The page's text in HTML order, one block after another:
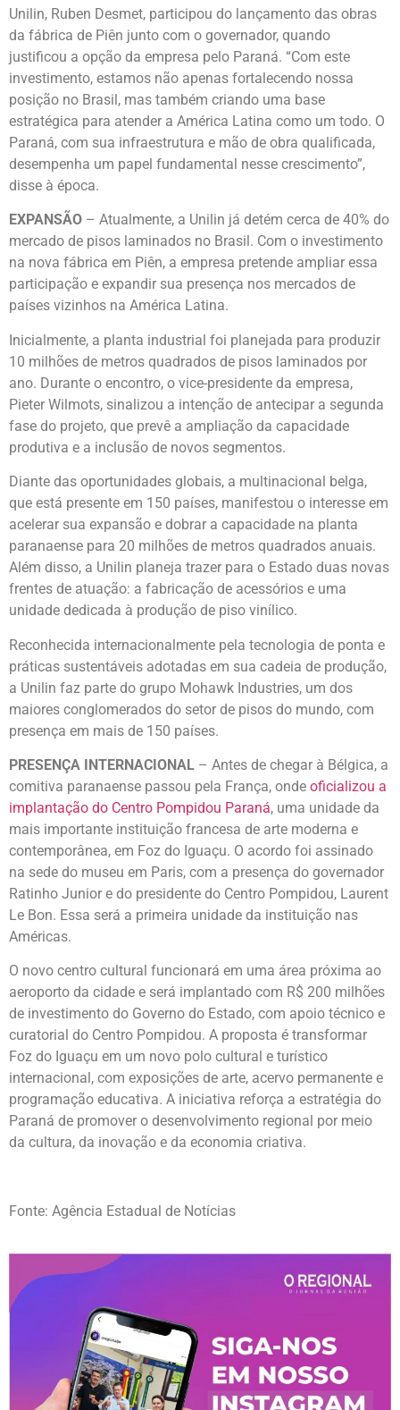
Unilin, Ruben Desmet, participou do lançamento das obras
da fábrica de Piên junto com o governador, quando
justificou a opção da empresa pelo Paraná. “Com este
investimento, estamos não apenas fortalecendo nossa
posição no Brasil, mas também criando uma base
estratégica para atender a América Latina como um todo. O
Paraná, com sua infraestrutura e mão de obra qualificada,
desempenha um papel fundamental nesse crescimento”,
disse à época.
EXPANSÃO – Atualmente, a Unilin já detém cerca de 40% do
mercado de pisos laminados no Brasil. Com o investimento
na nova fábrica em Piên, a empresa pretende ampliar essa
participação e expandir sua presença nos mercados de
países vizinhos na América Latina.
Inicialmente, a planta industrial foi planejada para produzir
10 milhões de metros quadrados de pisos laminados por
ano. Durante o encontro, o vice-presidente da empresa,
Pieter Wilmots, sinalizou a intenção de antecipar a segunda
fase do projeto, que prevê a ampliação da capacidade
produtiva e a inclusão de novos segmentos.
Diante das oportunidades globais, a multinacional belga,
que está presente em 150 países, manifestou o interesse em
acelerar sua expansão e dobrar a capacidade na planta
paranaense para 20 milhões de metros quadrados anuais.
Além disso, a Unilin planeja trazer para o Estado duas novas
frentes de atuação: a fabricação de acessórios e uma
unidade dedicada à produção de piso vinílico.
Reconhecida internacionalmente pela tecnologia de ponta e
práticas sustentáveis adotadas em sua cadeia de produção,
a Unilin faz parte do grupo Mohawk Industries, um dos
maiores conglomerados do setor de pisos do mundo, com
presença em mais de 150 países.
PRESENÇA INTERNACIONAL – Antes de chegar à Bélgica, a
comitiva paranaense passou pela França, onde oficializou a
implantação do Centro Pompidou Paraná, uma unidade da
mais importante instituição francesa de arte moderna e
contemporânea, em Foz do Iguaçu. O acordo foi assinado
na sede do museu em Paris, com a presença do governador
Ratinho Junior e do presidente do Centro Pompidou, Laurent
Le Bon. Essa será a primeira unidade da instituição nas
Américas.
O novo centro cultural funcionará em uma área próxima ao
aeroporto da cidade e será implantado com R$ 200 milhões
de investimento do Governo do Estado, com apoio técnico e
curatorial do Centro Pompidou. A proposta é transformar
Foz do Iguaçu em um novo polo cultural e turístico
internacional, com exposições de arte, acervo permanente e
programação educativa. A iniciativa reforça a estratégia do
Paraná de promover o desenvolvimento regional por meio
da cultura, da inovação e da economia criativa.
Fonte: Agência Estadual de Notícias